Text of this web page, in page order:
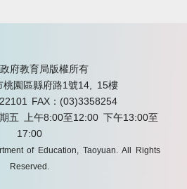
府教育局版權所有
園區縣府路1號14, 15樓
FAX：(03)3358254
期五 上午8:00至12:00 下午13:00至
17:00
of Education, Taoyuan. All Rights
Reserved.